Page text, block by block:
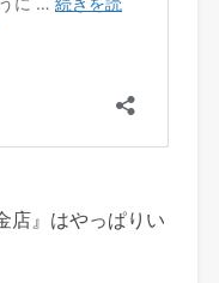
店』はやっぱりい